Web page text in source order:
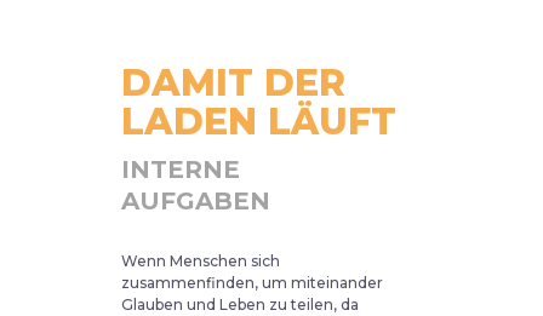
DAMIT DER
LADEN LÄUFT
INTERNE
AUFGABEN
Wenn Menschen sich
zusammenfinden, um miteinander
Glauben und Leben zu teilen, da